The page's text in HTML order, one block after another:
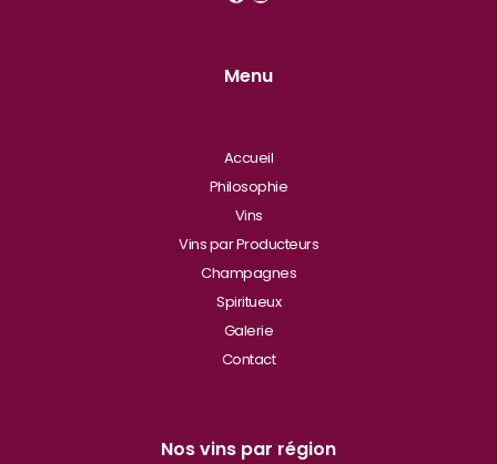
Menu
Accueil
Philosophie
Vins
Vins par Producteurs
Champagnes
Spiritueux
Galerie
Contact
Nos vins par région